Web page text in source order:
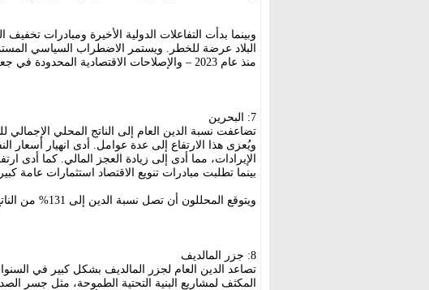
وبينما بدأت التفاعلات الدولية الأخيرة ومبادرات
البلاد عرضة للخطر. ويستمر الاضطراب السياسي
منذ عام 2023 – والإصلاحات الاقتصادية المحدودة في جعل إدارة عبء دينها صعبة على الحكومة.
7: البحرين
الإيرادات، مما أدى إلى زيادة العجز المالي. كما أدى
بينما تطلبت مبادرات تنويع الاقتصاد استثمارات عامة
ويتوقع المحللون أن تصل نسبة الدين إلى 131% من الناتج المحلي الإجمالي في عام 2025.
8: جزر المالديف
تصاعد الدين العام لجزر المالديف بشكل كبير في
المكثف لمشاريع البنية التحتية الطموحة، مثل جسر